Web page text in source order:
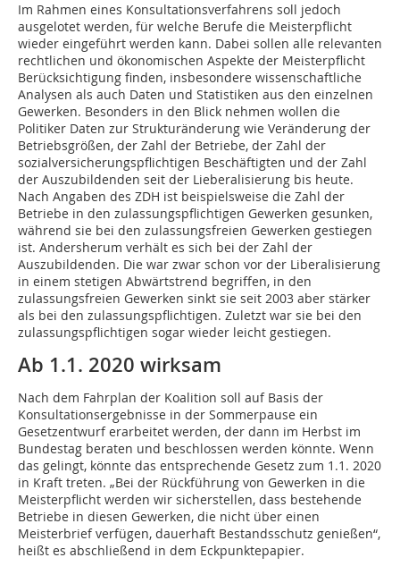
Im Rahmen eines Konsultationsverfahrens soll jedoch
ausgelotet werden, für welche Berufe die Meisterpflicht
wieder eingeführt werden kann. Dabei sollen alle relevanten
rechtlichen und ökonomischen Aspekte der Meisterpflicht
Berücksichtigung finden, insbesondere wissenschaftliche
Analysen als auch Daten und Statistiken aus den einzelnen
Gewerken. Besonders in den Blick nehmen wollen die
Politiker Daten zur Strukturänderung wie Veränderung der
Betriebsgrößen, der Zahl der Betriebe, der Zahl der
sozialversicherungspflichtigen Beschäftigten und der Zahl
der Auszubildenden seit der Lieberalisierung bis heute.
Nach Angaben des ZDH ist beispielsweise die Zahl der
Betriebe in den zulassungspflichtigen Gewerken gesunken,
während sie bei den zulassungsfreien Gewerken gestiegen
ist. Andersherum verhält es sich bei der Zahl der
Auszubildenden. Die war zwar schon vor der Liberalisierung
in einem stetigen Abwärtstrend begriffen, in den
zulassungsfreien Gewerken sinkt sie seit 2003 aber stärker
als bei den zulassungspflichtigen. Zuletzt war sie bei den
zulassungspflichtigen sogar wieder leicht gestiegen.
Ab 1.1. 2020 wirksam
Nach dem Fahrplan der Koalition soll auf Basis der
Konsultationsergebnisse in der Sommerpause ein
Gesetzentwurf erarbeitet werden, der dann im Herbst im
Bundestag beraten und beschlossen werden könnte. Wenn
das gelingt, könnte das entsprechende Gesetz zum 1.1. 2020
in Kraft treten. „Bei der Rückführung von Gewerken in die
Meisterpflicht werden wir sicherstellen, dass bestehende
Betriebe in diesen Gewerken, die nicht über einen
Meisterbrief verfügen, dauerhaft Bestandsschutz genießen“,
heißt es abschließend in dem Eckpunktepapier.